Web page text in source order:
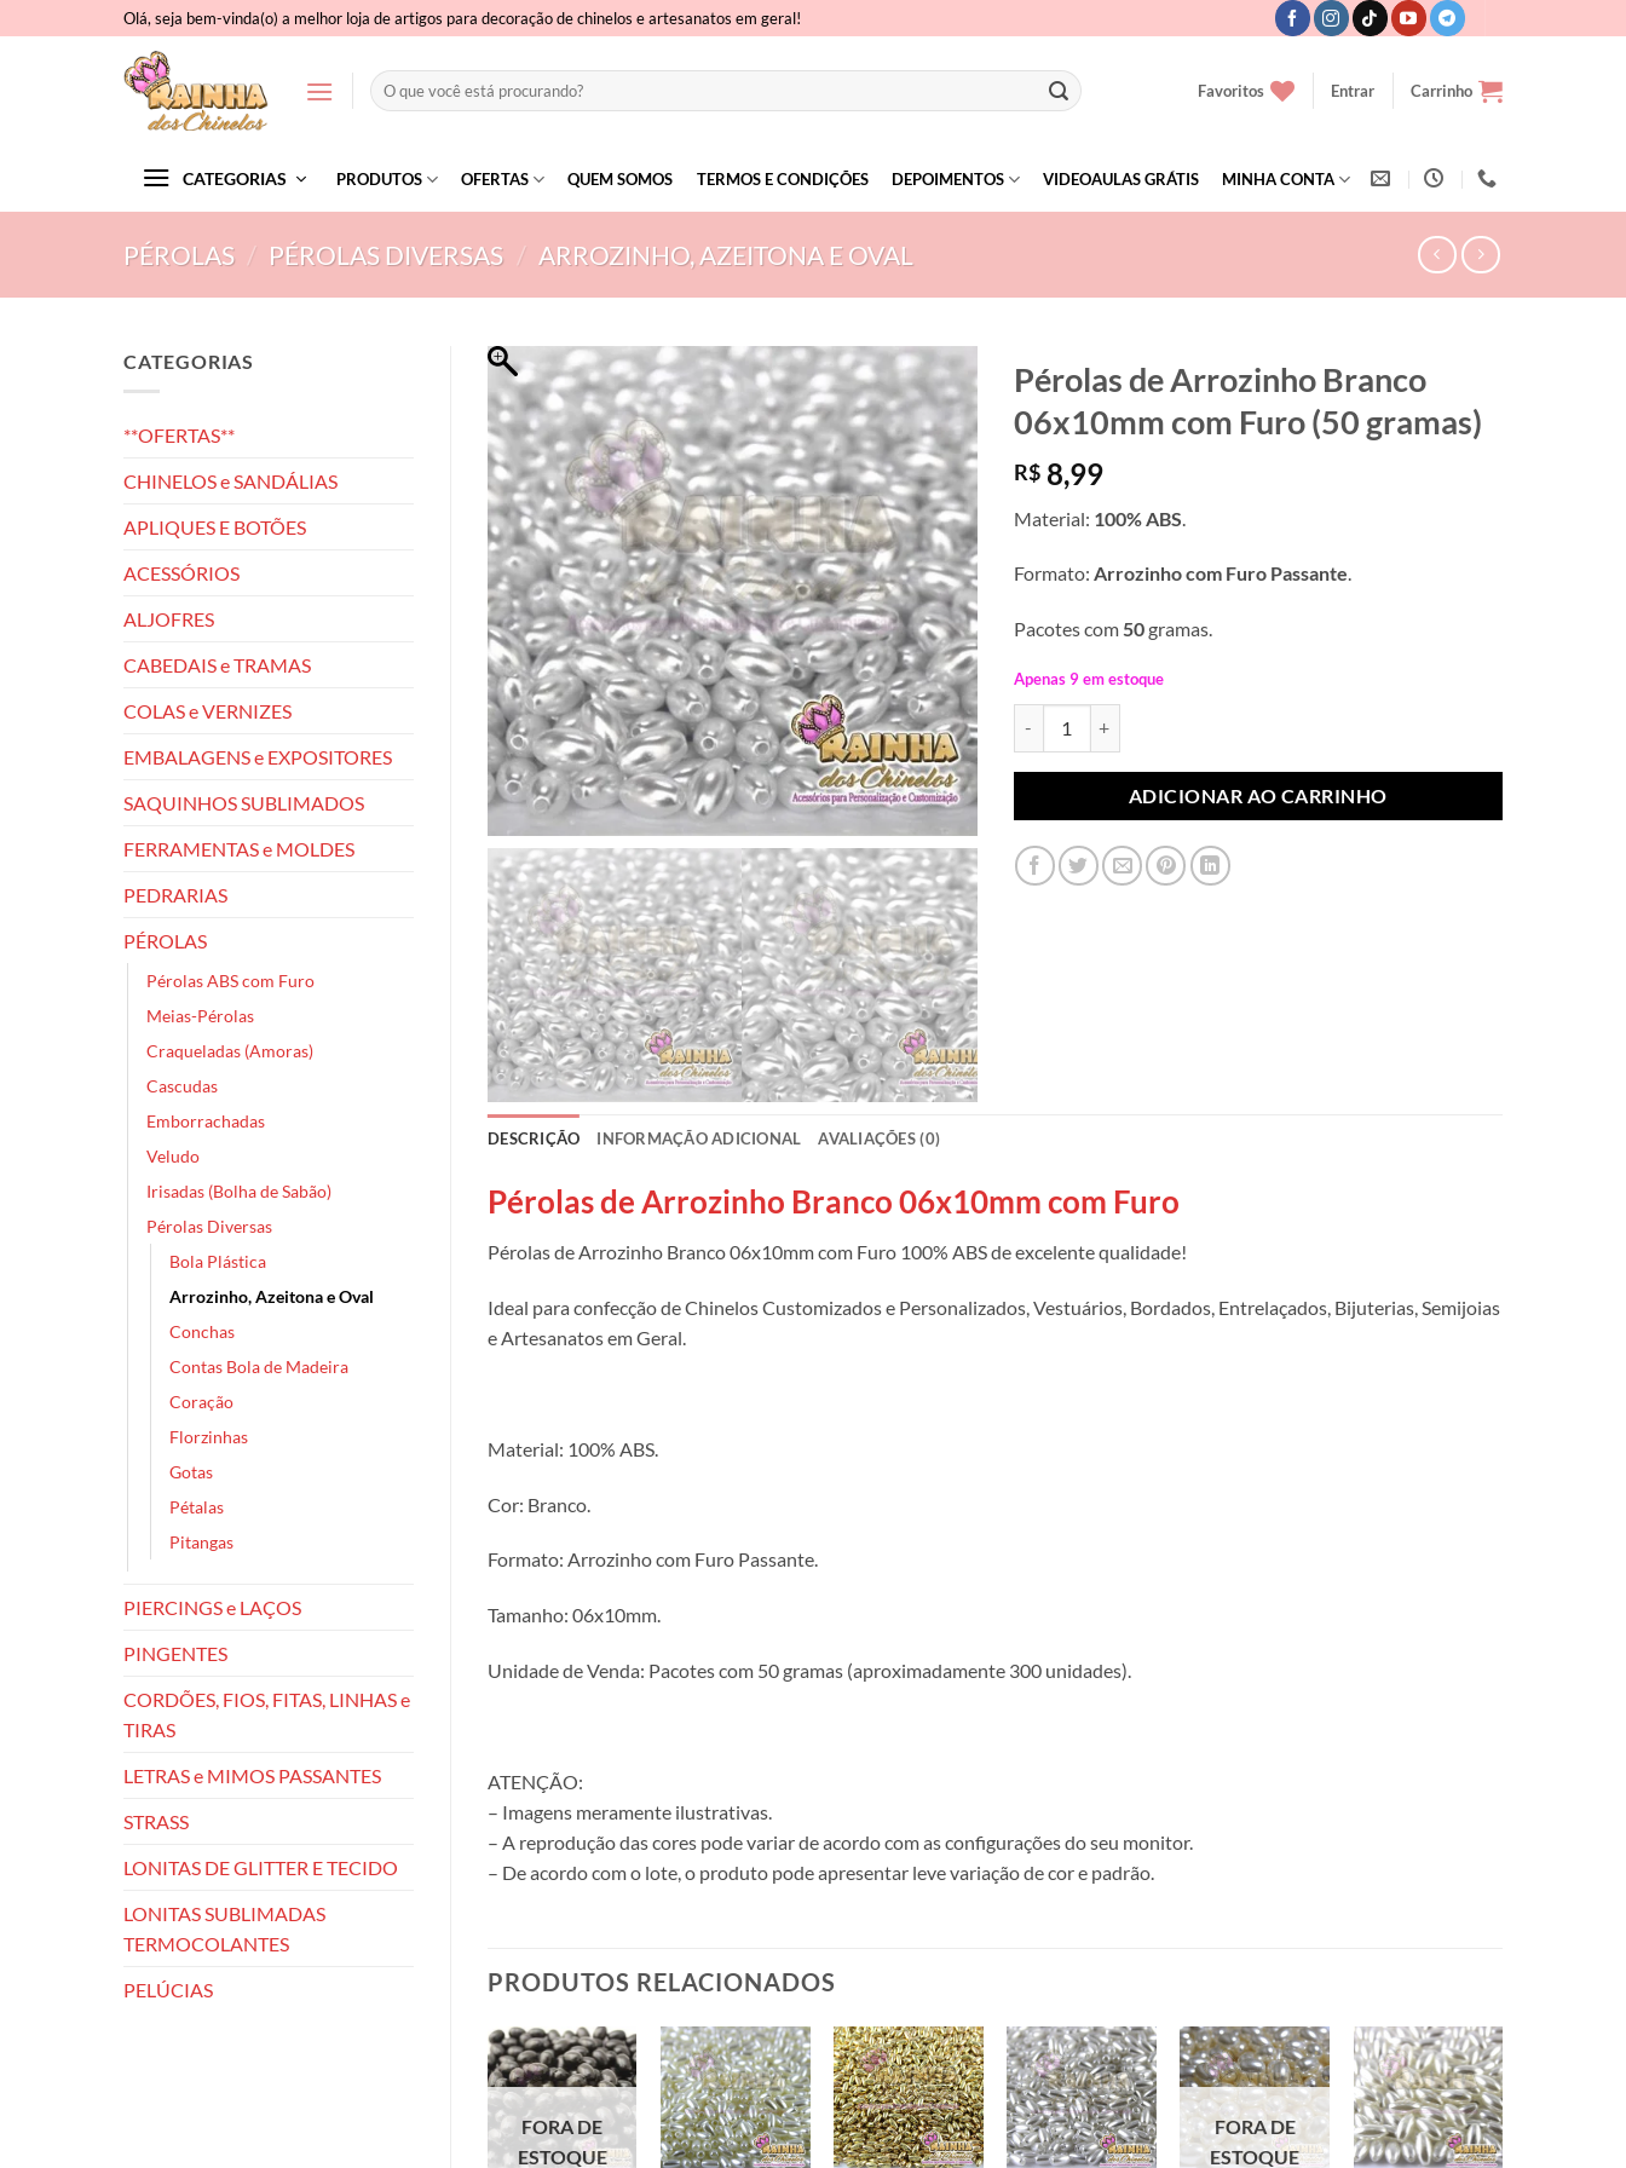
to
Olá, seja bem-vinda(o) a melhor loja de artigos para decoração de chinelos e artesanatos em geral!
Pesquisar
por:
Favoritos Entrar Carrinho
CATEGORIAS PRODUTOS OFERTAS QUEM SOMOS TERMOS E CONDIÇÕES DEPOIMENTOS VIDEOAULAS GRÁTIS MINHA CONTA
PÉROLAS / PÉROLAS DIVERSAS / ARROZINHO, AZEITONA E OVAL
CATEGORIAS
**OFERTAS**
CHINELOS e SANDÁLIAS
APLIQUES E BOTÕES
ACESSÓRIOS
ALJOFRES
CABEDAIS e TRAMAS
COLAS e VERNIZES
EMBALAGENS e EXPOSITORES
SAQUINHOS SUBLIMADOS
FERRAMENTAS e MOLDES
PEDRARIAS
PÉROLAS
Pérolas ABS com Furo
Meias-Pérolas
Craqueladas (Amoras)
Cascudas
Emborrachadas
Veludo
Irisadas (Bolha de Sabão)
Pérolas Diversas
Bola Plástica
Arrozinho, Azeitona e Oval
Conchas
Contas Bola de Madeira
Coração
Florzinhas
Gotas
Pétalas
Pitangas
PIERCINGS e LAÇOS
PINGENTES
CORDÕES, FIOS, FITAS, LINHAS e
TIRAS
LETRAS e MIMOS PASSANTES
STRASS
LONITAS DE GLITTER E TECIDO
LONITAS SUBLIMADAS
TERMOCOLANTES
PELÚCIAS
Pérolas de Arrozinho Branco
06x10mm com Furo (50 gramas)
R$8,99
Material: 100% ABS
Formato: Arrozinho com Furo Passante.
Pacotes com50gramas.
Apenas 9 em estoque
ADICIONAR AO CARRINHO
DESCRIÇÃO INFORMAÇÃO ADICIONAL AVALIAÇÕES (0)
Pérolas de Arrozinho Branco 06x10mm com Furo
Pérolas de Arrozinho Branco 06x10mm com Furo 100% ABS de excelente qualidade!
Ideal para confecção de Chinelos Customizados e Personalizados, Vestuários, Bordados, Entrelaçados, Bijuterias, Semijoias
e Artesanatos em Geral.
Material: 100% ABS.
Cor: Branco.
Formato: Arrozinho com Furo Passante.
Tamanho: 06x10mm.
Unidade de Venda: Pacotes com 50 gramas (aproximadamente 300 unidades).
ATENÇÃO:
– Imagens meramente ilustrativas.
– A reprodução das cores pode variar de acordo com as configurações do seu monitor.
– De acordo com o lote, o produto pode apresentar leve variação de cor e padrão.
PRODUTOS RELACIONADOS
FORA DE
ESTOQUE
FORA DE
ESTOQUE